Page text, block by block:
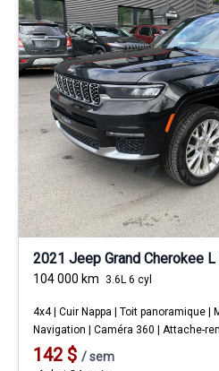
2021 Jeep Grand Cherokee
104 000 km 3.6L 6 cyl
4x4 | Cuir Nappa | Toit panoramique |
Navigation | Caméra 360 | Attache-
142 $ /sem